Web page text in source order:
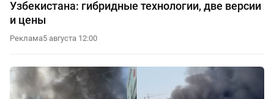
Узбекистана: гибридные технологии, две версии
и цены
Реклама5 августа 12:00